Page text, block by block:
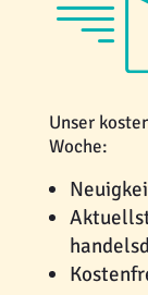
Unser
Woche: